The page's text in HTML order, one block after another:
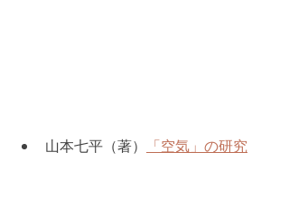
山本七平（著） 「空気」の研究